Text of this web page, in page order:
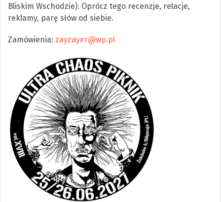
Bliskim Wschodzie). Oprócz tego recenzje, relacje,
reklamy, parę słów od siebie.
Zamówienia:zayzayer@wp.pl